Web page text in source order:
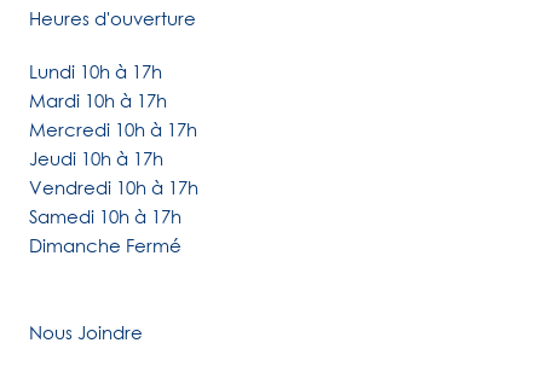
Heures d'ouverture
Lundi 10h à 17h
Mardi 10h à 17h
Mercredi 10h à 17h
Jeudi 10h à 17h
Vendredi 10h à 17h
Samedi 10h à 17h
Dimanche Fermé
Nous Joindre